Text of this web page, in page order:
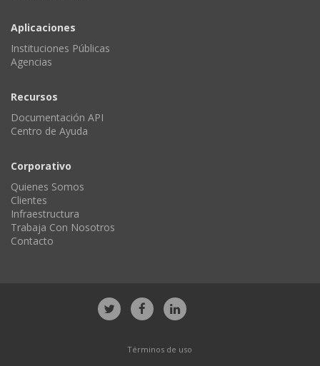
Aplicaciones
Instituciones Públicas
Agencias
Recursos
Documentación API
Centro de Ayuda
Corporativo
Quienes Somos
Clientes
Infraestructura
Trabaja Con Nosotros
Contacto
Términos de uso